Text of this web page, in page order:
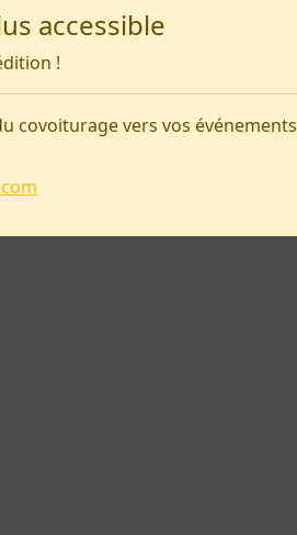
accessible
!
covoiturage vers vos